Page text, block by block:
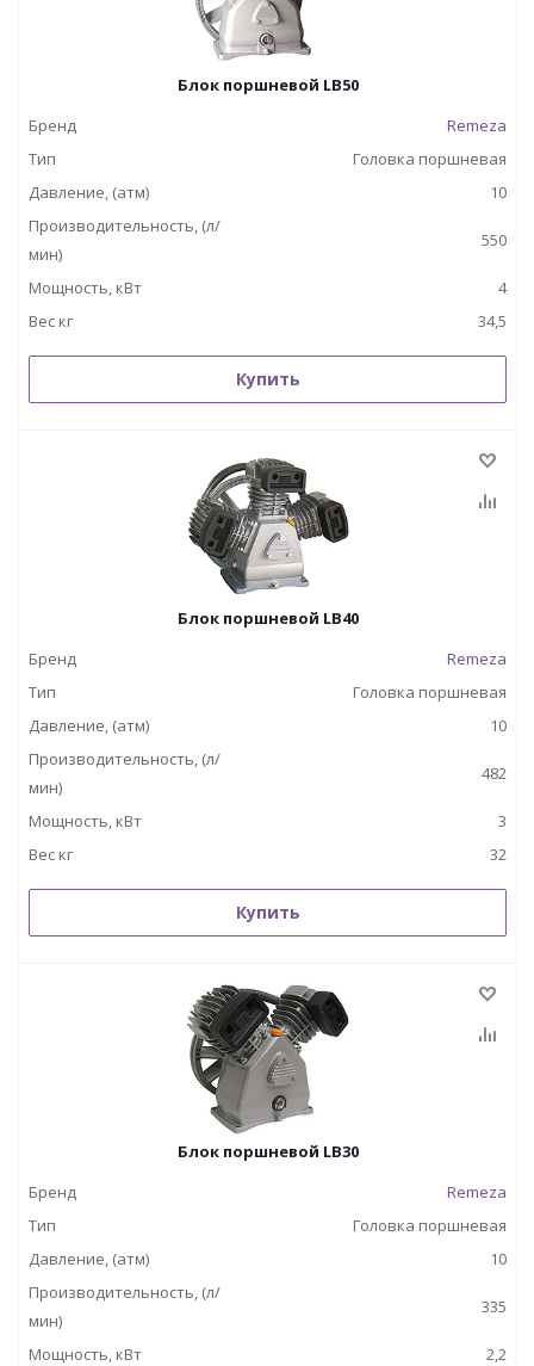
Блок поршневой LB50
Бренд
Remeza
Тип
Головка поршневая
Давление, (атм)
10
Производительность, (л/
мин)
550
Мощность, кВт
4
Вес кг
34,5
Купить
Блок поршневой LB40
Бренд
Remeza
Тип
Головка поршневая
Давление, (атм)
10
Производительность, (л/
мин)
482
Мощность, кВт
3
Вес кг
32
Купить
Блок поршневой LB30
Бренд
Remeza
Тип
Головка поршневая
Давление, (атм)
10
Производительность, (л/
мин)
335
Мощность, кВт
2,2